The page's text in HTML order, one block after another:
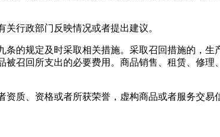
行政部门反映情况或者提出建议。
的规定及时采取相关措施。采取召回措施的，生
召回所支出的必要费用。商品销售、租赁、修理
质、资格或者所获荣誉，虚构商品或者服务交易